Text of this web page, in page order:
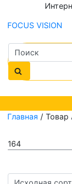
FOCUS VISION
Главная / Товар
164